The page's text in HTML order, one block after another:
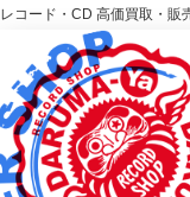
レコード・CD 高価買取・販
レコード高価買取はこちら
HOME